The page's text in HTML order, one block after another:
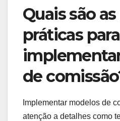
em tempo real. Isso ajuda
garante que todos
Utilizar software de gestão
bem organizadas pode
Além disso, é importante
o contrato, para que não
momento do pagamento